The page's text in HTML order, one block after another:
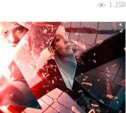
1.258